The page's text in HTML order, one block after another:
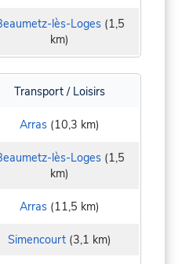
lès-Loges(1,5
km)
Transport / Loisirs
Arras (10,3 km)
lès-Loges(1,5
km)
Arras (11,5 km)
Simencourt (3,1 km)